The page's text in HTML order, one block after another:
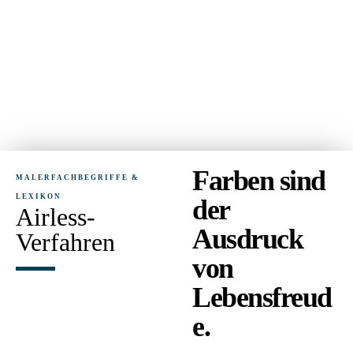
MALERFACHBEGRIFFE &
LEXIKON
Airless-
Verfahren
Farben sind
der
Ausdruck
von
Lebensfreud
e.